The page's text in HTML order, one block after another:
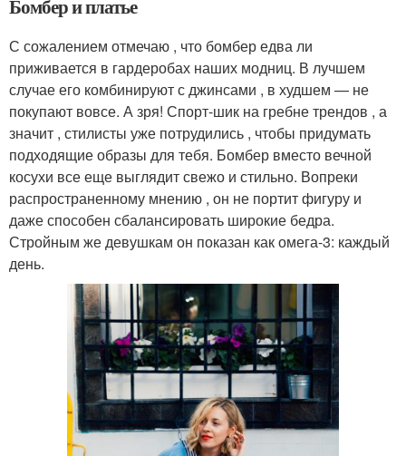
Бомбер и платье
С сожалением отмечаю , что бомбер едва ли
приживается в гардеробах наших модниц. В лучшем
случае его комбинируют с джинсами , в худшем — не
покупают вовсе. А зря! Спорт-шик на гребне трендов , а
значит , стилисты уже потрудились , чтобы придумать
подходящие образы для тебя. Бомбер вместо вечной
косухи все еще выглядит свежо и стильно. Вопреки
распространенному мнению , он не портит фигуру и
даже способен сбалансировать широкие бедра.
Стройным же девушкам он показан как омега-3: каждый
день.